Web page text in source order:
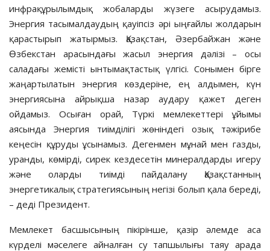
инфрақұрылымдық жобаларды жүзеге асырудамыз.
Энергия тасымалдаудың қауіпсіз әрі ыңғайлы жолдарын
қарастырып жатырмыз. Қазақстан, Әзербайжан және
Өзбекстан арасындағы жасыл энергия дәлізі – осы
саладағы жемісті ынтымақтастық үлгісі. Сонымен бірге
жаңартылатын энергия көздеріне, ең алдымен, күн
энергиясына айрықша назар аудару қажет деген
ойдамыз. Осыған орай, Түркі мемлекеттері ұйымы
аясында Энергия тиімділігі жөніндегі озық тәжірибе
кеңесін құруды ұсынамыз. Дегенмен мұнай мен газды,
уранды, көмірді, сирек кездесетін минералдарды игеру
және оларды тиімді пайдалану Қазақстанның
энергетикалық стратегиясының негізі болып қала береді,
– деді Президент.
Мемлекет басшысының пікірінше, қазір әлемде аса
күрделі мәселеге айналған су тапшылығы таяу арада